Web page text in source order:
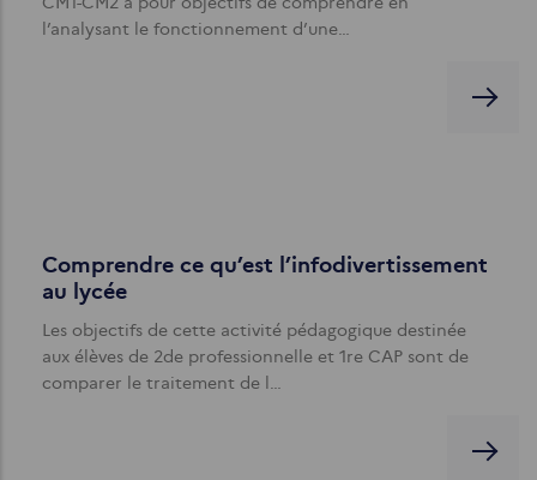
l’analysant le fonctionnement d’une…
Comprendre ce qu’est l’infodivertissement
au lycée
Les objectifs de cette activité pédagogique destinée
aux élèves de 2de professionnelle et 1re CAP sont de
comparer le traitement de l…